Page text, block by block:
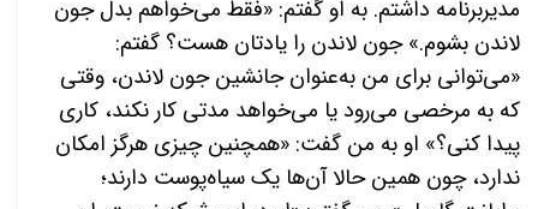
مدیربرنامه‌ داشتم. به او گفتم: «فقط می‌خواهم بدل جون
لاندن بشوم.» جون لاندن را یادتان هست؟ گفتم:
«می‌توانی برای من به‌عنوان جانشین جون لاندن، وقتی
که به مرخصی می‌رود یا می‌خواهد مدتی کار نکند، کاری
پیدا کنی؟» او به من گفت: «همچنین چیزی هرگز امکان
ندارد، چون همین حالا آن‌ها یک سیاه‌پوست دارند؛